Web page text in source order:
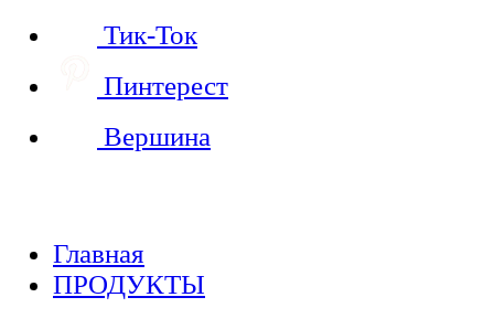
Тик-Ток
Пинтерест
Вершина
Главная
ПРОДУКТЫ